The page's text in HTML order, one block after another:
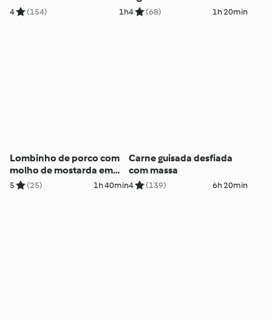
4 (154) 1h4 (68) 1h 20min
Lombinho de porco com
molho de mostarda em
sous-vide e cuscuz de
5 (25) 1h 40min
Carne guisada desfiada
com massa
4 (139) 6h 20min